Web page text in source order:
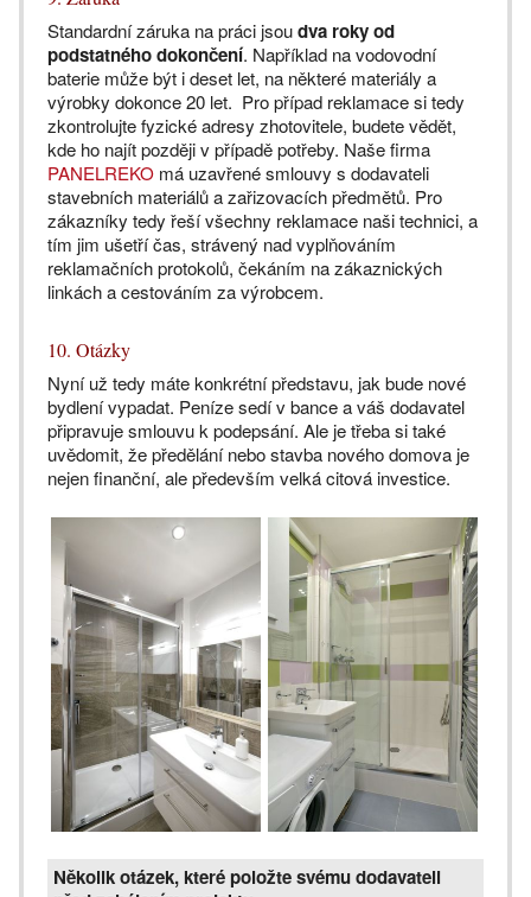
Standardní záruka na práci jsoudva roky od
podstatného dokončení. Například na vodovodní
baterie může být i deset let, na některé materiály a
výrobky dokonce 20 let. Pro případ reklamace si tedy
zkontrolujte fyzické adresy zhotovitele, budete vědět,
kde ho najít později v případě potřeby. Naše firma
PANELREKO má uzavřené smlouvy s dodavateli
stavebních materiálů a zařizovacích předmětů. Pro
zákazníky tedy řeší všechny reklamace naši technici, a
tím jim ušetří čas, strávený nad vyplňováním
reklamačních protokolů, čekáním na zákaznických
linkách a cestováním za výrobcem.
10. Otázky
Nyní už tedy máte konkrétní představu, jak bude nové
bydlení vypadat. Peníze sedí v bance a váš dodavatel
připravuje smlouvu k podepsání. Ale je třeba si také
uvědomit, že předělání nebo stavba nového domova je
nejen finanční, ale především velká citová investice.
Několik otázek, které položte svému dodavateli